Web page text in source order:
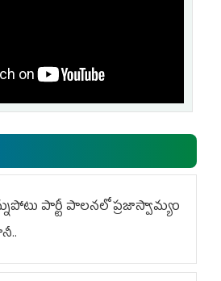
పార్టీ పాలనలో ప్రజాస్వామ్యం